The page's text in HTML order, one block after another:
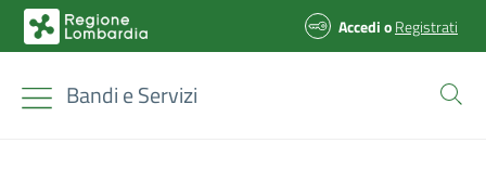
AccedioRegistrati
Bandi e Servizi